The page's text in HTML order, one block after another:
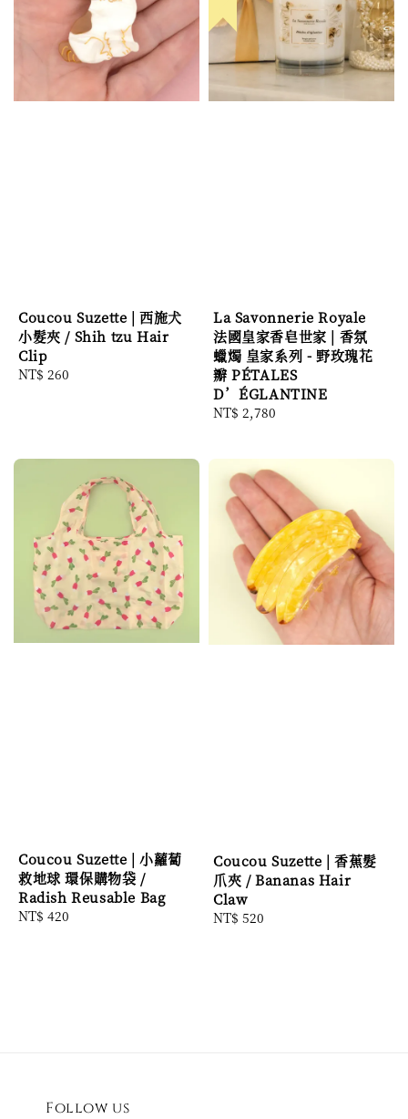
Coucou Suzette | 西施犬
小髮夾 / Shih tzu Hair
Clip
Regular
NT$ 260
La Savonnerie Royale
法國皇家香皂世家 | 香氛
蠟燭 皇家系列 - 野玫瑰花
瓣 PÉTALES
D’ÉGLANTINE
Regular
NT$ 2,780
Coucou Suzette | 小蘿蔔
救地球 環保購物袋 /
Radish Reusable Bag
Regular
NT$ 420
Coucou Suzette | 香蕉髮
爪夾 / Bananas Hair
Claw
Regular
NT$ 520
Follow us